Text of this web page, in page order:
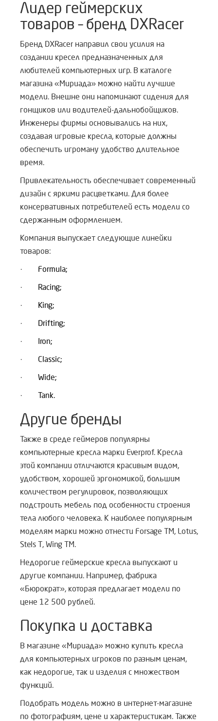
Лидер геймерских
товаров – бренд DXRacer
Бренд DXRacer направил свои усилия на
создании кресел предназначенных для
любителей компьютерных игр. В каталоге
магазина «Мириада» можно найти лучшие
модели. Внешне они напоминают сидения для
гонщиков или водителей-дальнобойщиков.
Инженеры фирмы основывались на них,
создавая игровые кресла, которые должны
обеспечить игроману удобство длительное
время.
Привлекательность обеспечивает современный
дизайн с яркими расцветками. Для более
консервативных потребителей есть модели со
сдержанным оформлением.
Компания выпускает следующие линейки
товаров:
· Formula;
· Racing;
· King;
· Drifting;
· Iron;
· Classic;
· Wide;
· Tank.
Другие бренды
Также в среде геймеров популярны
компьютерные кресла марки Everprof. Кресла
этой компании отличаются красивым видом,
удобством, хорошей эргономикой, большим
количеством регулировок, позволяющих
подстроить мебель под особенности строения
тела любого человека. К наиболее популярным
моделям марки можно отнести Forsage TM, Lotus,
Stels T, Wing TM.
Недорогие геймерские кресла выпускают и
другие компании. Например, фабрика
«Бюрократ», которая предлагает модели по
цене 12 500 рублей.
Покупка и доставка
В магазине «Мириада» можно купить кресла
для компьютерных игроков по разным ценам,
как недорогие, так и изделия с множеством
функций.
Подобрать модель можно в интернет-магазине
по фотографиям, цене и характеристикам. Также